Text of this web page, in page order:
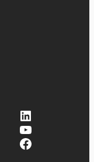
LinkedIn
YouTube
Facebook